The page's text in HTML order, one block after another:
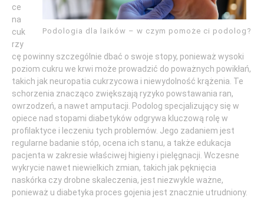
Podologia dla laików – w czym pomoże ci podolog?
ce
na
cuk
rzy
cę powinny szczególnie dbać o swoje stopy, ponieważ wysoki
poziom cukru we krwi może prowadzić do poważnych powikłań,
takich jak neuropatia cukrzycowa i niewydolność krążenia. Te
schorzenia znacząco zwiększają ryzyko powstawania ran,
owrzodzeń, a nawet amputacji. Podolog specjalizujący się w
opiece nad stopami diabetyków odgrywa kluczową rolę w
profilaktyce i leczeniu tych problemów. Jego zadaniem jest
regularne badanie stóp, ocena ich stanu, a także edukacja
pacjenta w zakresie właściwej higieny i pielęgnacji. Wczesne
wykrycie nawet niewielkich zmian, takich jak pęknięcia
naskórka czy drobne skaleczenia, jest niezwykle ważne,
ponieważ u diabetyka proces gojenia jest znacznie utrudniony.